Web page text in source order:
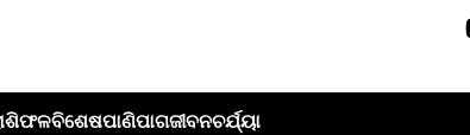
ବିଶେଷପାଣିପାଗଜୀବନଚର୍ଯ୍ୟା